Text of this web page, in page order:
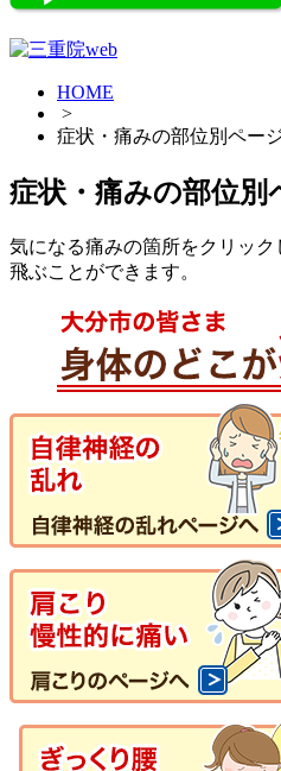
HOME
>
症状・痛みの部位別ペー
症状・痛みの部位別
気になる痛みの箇所をクリッ
飛ぶことができます。